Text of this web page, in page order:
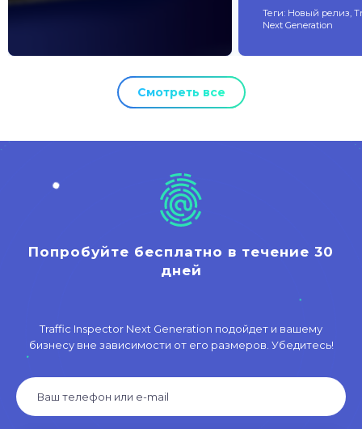
Теги: Новый релиз,
Next Generation
Смотреть все
Попробуйте бесплатно в течение 30
дней
Traffic Inspector Next Generation подойдет и вашему
бизнесу вне зависимости от его размеров. Убедитесь!